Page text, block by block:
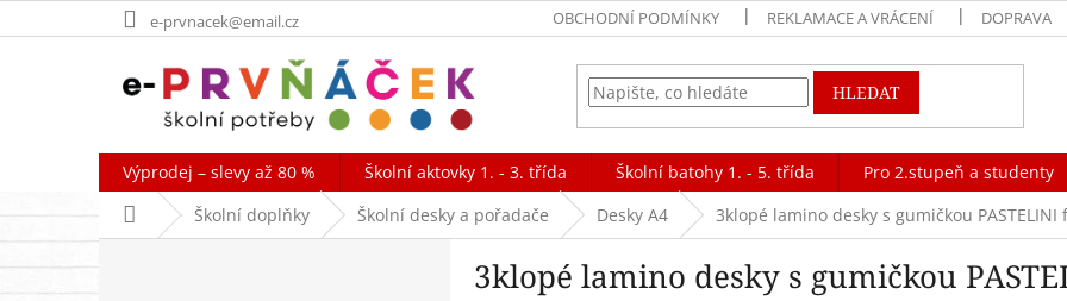
na
e-prvnacek@email.cz OBCHODNÍ PODMÍNKY REKLAMACE A VRÁCENÍ DOPRAVA
HLEDAT
Výprodej – slevy až 80 % Školní aktovky 1. - 3. třída Školní batohy 1. - 5. třída Pro 2.stupeň a studenty
Domů Školní doplňky Školní desky a pořadače Desky A4 3klopé lamino desky s gumičkou PASTELINI
P
3klopé lamino desky s gumičkou